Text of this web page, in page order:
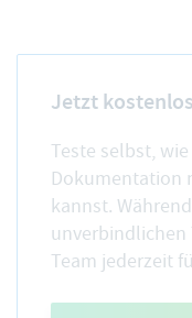
Jetzt
Teste selbst,
Dokumentation
kannst.
unverbindlichen
Team jederzeit